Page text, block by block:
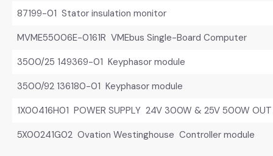
87199-01 Stator insulation monitor
MVME55006E-0161R VMEbus Single-Board Computer
3500/25 149369-01 Keyphasor module
3500/92 136180-01 Keyphasor module
1X00416H01 POWER SUPPLY 24V 300W & 25V 500W OUT
5X00241G02 Ovation Westinghouse Controller module